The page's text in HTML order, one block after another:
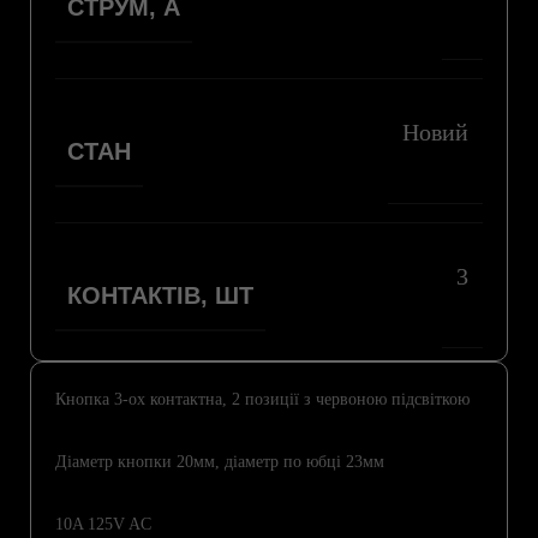
Кнопка 3-ox контактна, 2 позиції з червоною підсвіткою
Діаметр кнопки 20мм, діаметр по юбці 23мм
10A 125V AC
СТРУМ, А
СТАН
Новий
КОНТАКТІВ, ШТ
3